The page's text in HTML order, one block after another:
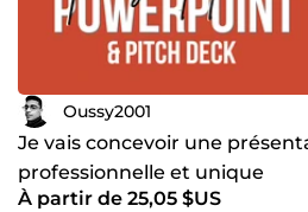
Oussy2001
Je vais concevoir une
professionnelle et unique
À partir de 25,05 $US